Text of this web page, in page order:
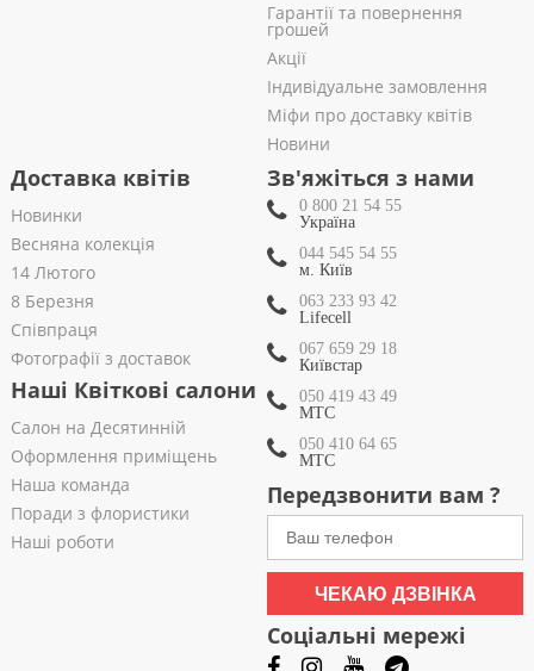
Гарантії та повернення
грошей
Акції
Індивідуальне замовлення
Міфи про доставку квітів
Новини
Доставка квітів
Новинки
Весняна колекція
14 Лютого
8 Березня
Співпраця
Фотографії з доставок
Наші Квіткові салони
Салон на Десятинній
Оформлення приміщень
Наша команда
Поради з флористики
Наші роботи
Зв'яжіться з нами
0 800 21 54 55
Україна
044 545 54 55
м. Київ
063 233 93 42
Lifecell
067 659 29 18
Київстар
050 419 43 49
МТС
050 410 64 65
МТС
Передзвонити вам ?
ЧЕКАЮ ДЗВІНКА
Соціальні мережі